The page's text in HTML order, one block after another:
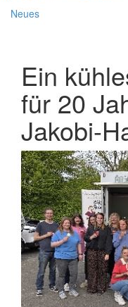
Neues
Ein
für 20
Jakobi-